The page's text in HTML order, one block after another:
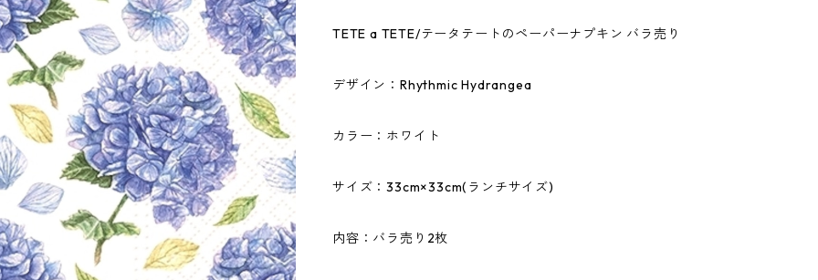
TETE a TETE/テータテートのペーパーナプキン バラ売り
デザイン：Rhythmic Hydrangea
カラー：ホワイト
サイズ：33cm×33cm(ランチサイズ)
内容：バラ売り2枚